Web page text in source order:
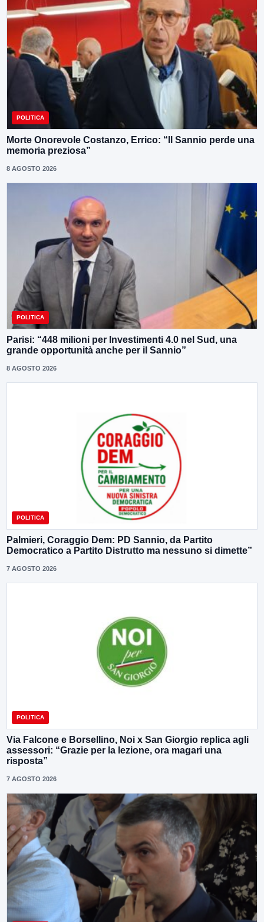
POLITICA
Morte Onorevole Costanzo, Errico: “Il Sannio perde una
memoria preziosa”
8 AGOSTO 2026
POLITICA
Parisi: “448 milioni per Investimenti 4.0 nel Sud, una
grande opportunità anche per il Sannio”
8 AGOSTO 2026
POLITICA
Palmieri, Coraggio Dem: PD Sannio, da Partito
Democratico a Partito Distrutto ma nessuno si dimette”
7 AGOSTO 2026
POLITICA
Via Falcone e Borsellino, Noi x San Giorgio replica agli
assessori: “Grazie per la lezione, ora magari una
risposta”
7 AGOSTO 2026